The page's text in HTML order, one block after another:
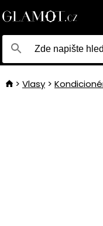
Vlasy